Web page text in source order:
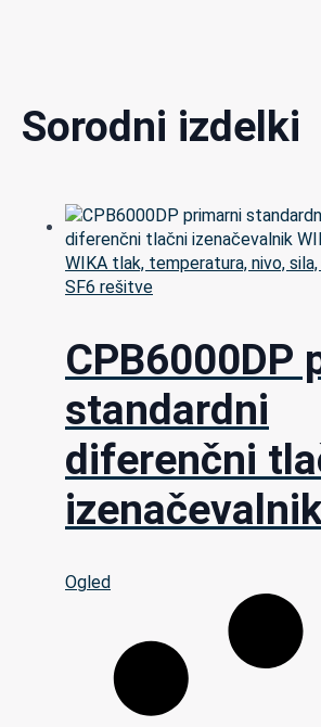
Sorodni izdelki
WIKA tlak, temperatura, nivo,
SF6 rešitve
CPB6000DP
standardni
diferenčni
Ogled